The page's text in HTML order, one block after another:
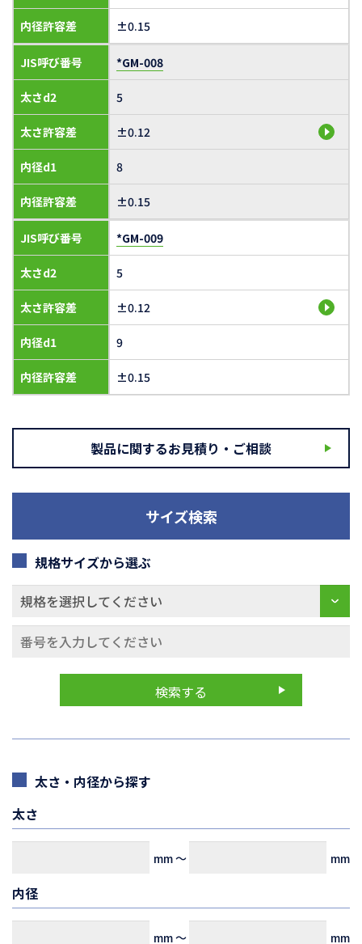
内径許容差 ±0.15
JIS呼び番号
太さd2
太さ許容差
内径d1
内径許容差
*GM-008
5
±0.12
8
±0.15
JIS呼び番号
太さd2
太さ許容差
内径d1
内径許容差
*GM-009
5
±0.12
9
±0.15
製品に関するお見積り・ご相談
サイズ検索
規格サイズから選ぶ
太さ・内径から探す
太さ
mm～ mm
内径
mm～ mm